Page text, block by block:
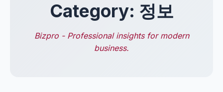
Category: 정보
Bizpro - Professional insights for modern
business.